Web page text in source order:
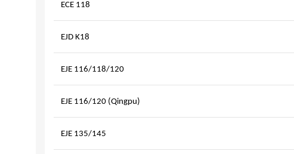
ECE 118
EJD K18
EJE 116/118/120
EJE 116/120 (Qingpu)
EJE 135/145